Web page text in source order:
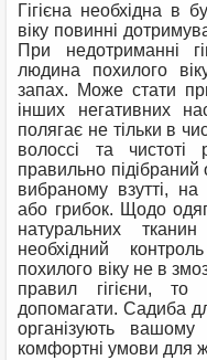
Гігієна необхідна в
віку повинні
При недотриманні
людина похилого
запах. Може стати
інших негативних
полягає не тільки в
волоссі та
правильно
вибраному взутті,
або грибок. Щодо
натуральних
необхідний
похилого віку не в
правил гігієни,
допомагати. Садиба
організують
комфортні умови для